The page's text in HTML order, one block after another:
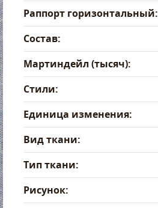
Раппорт горизонтальный:
Состав:
Мартиндейл (тысяч):
Стили:
Единица изменения:
Вид ткани:
Тип ткани:
Рисунок: